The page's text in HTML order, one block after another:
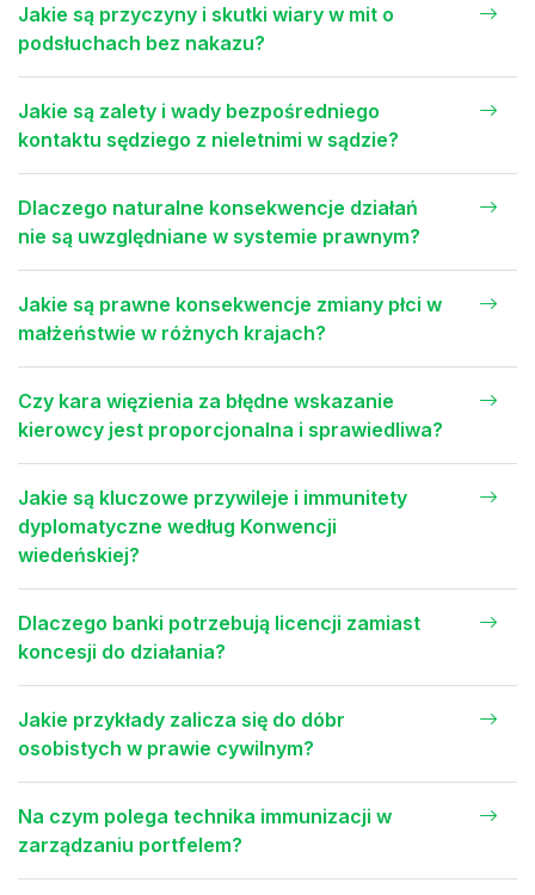
Jakie są przyczyny i skutki wiary w mit o
podsłuchach bez nakazu?
Jakie są zalety i wady bezpośredniego
kontaktu sędziego z nieletnimi w sądzie?
Dlaczego naturalne konsekwencje działań
nie są uwzględniane w systemie prawnym?
Jakie są prawne konsekwencje zmiany płci w
małżeństwie w różnych krajach?
Czy kara więzienia za błędne wskazanie
kierowcy jest proporcjonalna i sprawiedliwa?
Jakie są kluczowe przywileje i immunitety
dyplomatyczne według Konwencji
wiedeńskiej?
Dlaczego banki potrzebują licencji zamiast
koncesji do działania?
Jakie przykłady zalicza się do dóbr
osobistych w prawie cywilnym?
Na czym polega technika immunizacji w
zarządzaniu portfelem?